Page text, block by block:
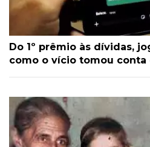
Do 1º prêmio às dívidas,
como o vício tomou conta